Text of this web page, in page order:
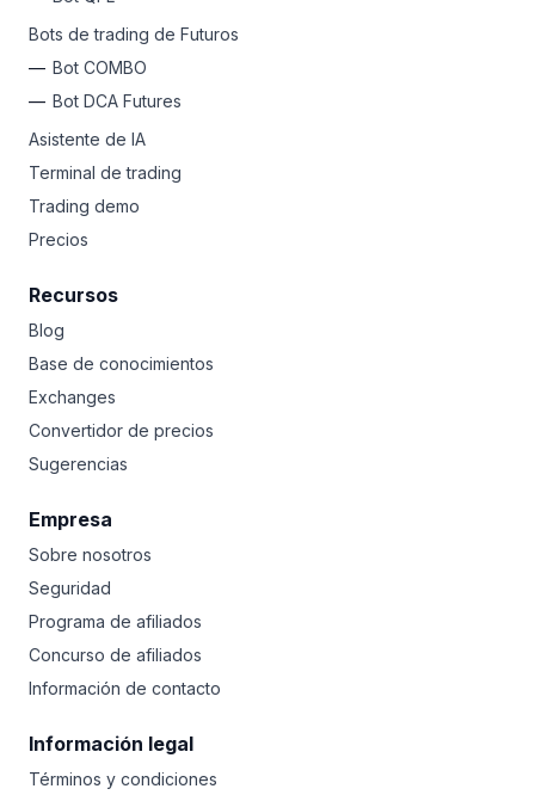
Bots de trading de Futuros
Bot COMBO
Bot DCA Futures
Asistente de IA
Terminal de trading
Trading demo
Precios
Recursos
Blog
Base de conocimientos
Exchanges
Convertidor de precios
Sugerencias
Empresa
Sobre nosotros
Seguridad
Programa de afiliados
Concurso de afiliados
Información de contacto
Información legal
Términos y condiciones